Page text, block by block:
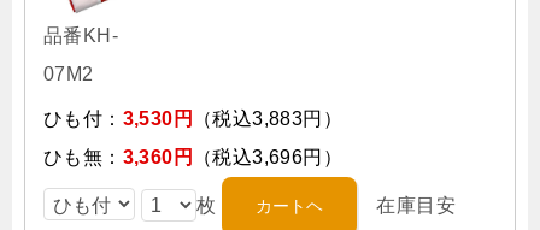
品番KH-
07M2
ひも付： 3,530円
（税込3,883円）
ひも無： 3,360円 （税込3,696円）
枚 在庫目安